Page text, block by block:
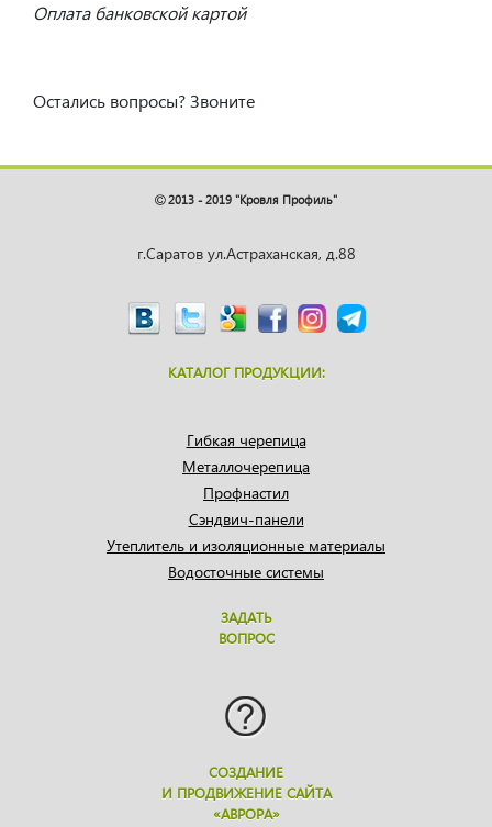
Оплата банковской картой
Остались вопросы? Звоните
2013 - 2019 "Кровля Профиль"
г.Саратов ул.Астраханская, д.88
КАТАЛОГ ПРОДУКЦИИ:
Гибкая черепица
Металлочерепица
Профнастил
Сэндвич-панели
Утеплитель и изоляционные материалы
Водосточные системы
ЗАДАТЬ
ВОПРОС
СОЗДАНИЕ
И ПРОДВИЖЕНИЕ САЙТА
«АВРОРА»